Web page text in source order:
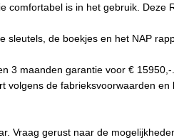
Zwart
Onderhoudsboekjes aanwezig
comfortabel is in het gebruik.
de boekjes en het NAP
3 maanden garantie voor € 15950,-.
de fabrieksvoorwaarden
Vraag gerust naar de